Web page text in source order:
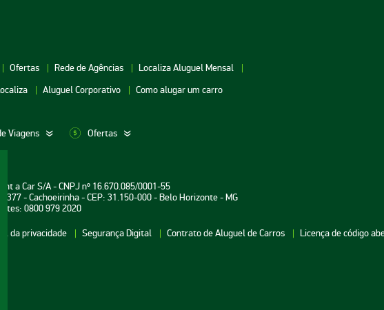
Ofertas Rede de Agências
Localiza Aluguel Mensal
Aluguel Corporativo Como alugar um carro
Viagens Ofertas
Aluguel de Carros Goiânia
Aluguel de Carros Guarulhos
Aluguel de Carros Natal
Aluguel de Carros Salvador
Aluguel de Carros Aracaju
Aluguel de Carros
a Car S/A - CNPJ nº 16.670.085/0001-55
377 - Cachoeirinha - CEP: 31.150-000 - Belo Horizonte - MG
0800 979 2020
da privacidade Segurança Digital Contrato de Aluguel de Carros
Licença de código